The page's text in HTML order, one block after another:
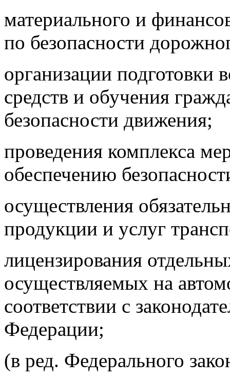
материального и
по безопасности
организации подготовки
средств и обучения
безопасности движения;
проведения комплекса
обеспечению
осуществления
продукции и услуг
лицензирования
осуществляемых на
соответствии с
Федерации;
(в ред. Федерального